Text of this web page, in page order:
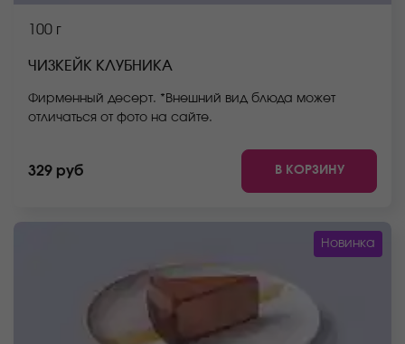
100 г
ЧИЗКЕЙК КЛУБНИКА
Фирменный десерт. *Внешний вид блюда может
отличаться от фото на сайте.
329 руб В КОРЗИНУ
Новинка